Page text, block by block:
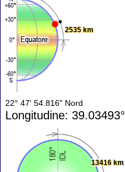
2535 km
22° 47' 54.816" Nord
Longitudine: 39.03493°
13416 km